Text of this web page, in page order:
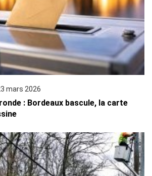
mars 2026
: Bordeaux bascule, la carte